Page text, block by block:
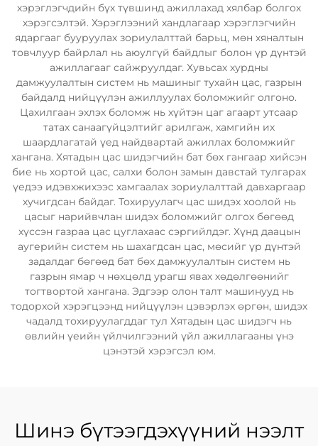
хэрэглэгчдийн бүх түвшинд ажиллахад хялбар болгох
хэрэгсэлтэй. Хэрэглээний хандлагаар хэрэглэгчийн
ядаргааг бууруулах зориулалттай барьц, мөн хяналтын
товчлуур байрлал нь аюулгүй байдлыг болон үр дүнтэй
ажиллагааг сайжруулдаг. Хувьсах хурдны
дамжуулалтын систем нь машиныг тухайн цас, газрын
байдалд нийцүүлэн ажиллуулах боломжийг олгоно.
Цахилгаан эхлэх боломж нь хүйтэн цаг агаарт утсаар
татах санаагүйцэлтийг арилгаж, хамгийн их
шаардлагатай үед найдвартай ажиллах боломжийг
хангана. Хятадын цас шидэгчийн бат бөх гангаар хийсэн
бие нь хортой цас, салхи болон замын давстай тулгарах
үедээ идэвхжихээс хамгаалах зориулалттай давхаргаар
хучигдсан байдаг. Тохируулагч цас шидэх хоолой нь
цасыг нарийвчлан шидэх боломжийг олгох бөгөөд
хүссэн газраа цас цуглахаас сэргийлдэг. Хүнд даацын
аугерийн систем нь шахагдсан цас, мөсийг үр дүнтэй
задалдаг бөгөөд бат бөх дамжуулалтын систем нь
газрын ямар ч нөхцөлд урагш явах хөдөлгөөнийг
тогтвортой хангана. Эдгээр олон талт машинууд нь
тодорхой хэрэгцээнд нийцүүлэн цэвэрлэх өргөн, шидэх
чадалд тохируулагддаг тул Хятадын цас шидэгч нь
өвлийн үеийн үйлчилгээний үйл ажиллагааны үнэ
цэнэтэй хэрэгсэл юм.
Шинэ бүтээгдэхүүний нээлт